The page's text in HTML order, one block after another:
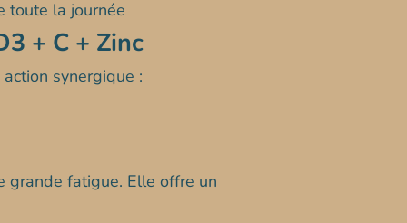
toute la journée
+ C + Zinc
synergique :
grande fatigue. Elle offre un